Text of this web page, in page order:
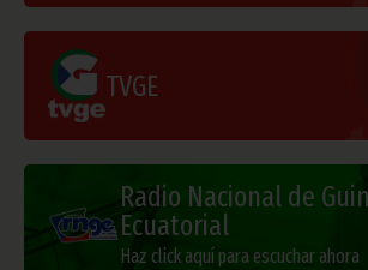
TVGE
Radio Nacional de
Ecuatorial
Haz click aquí para escuchar ahora